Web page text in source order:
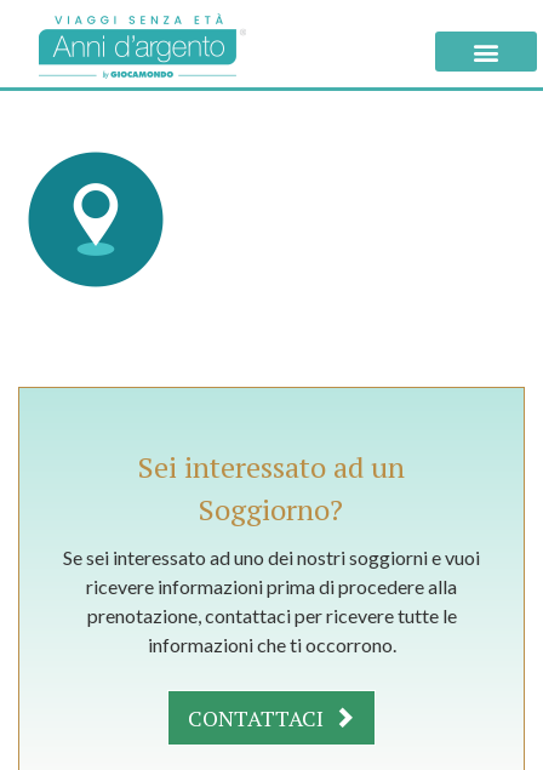
Sei interessato ad un
Soggiorno?
Se sei interessato ad uno dei nostri soggiorni e vuoi
ricevere informazioni prima di procedere alla
prenotazione, contattaci per ricevere tutte le
informazioni che ti occorrono.
CONTATTACI